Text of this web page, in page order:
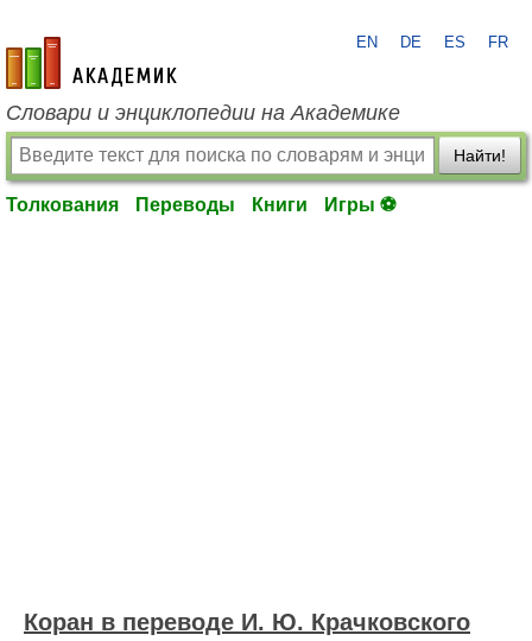
academic.ru
EN DE ES FR
Словари и энциклопедии на Академике
Найти!
Толкования Переводы Книги Игры ⚽
Коран в переводе И. Ю. Крачковского